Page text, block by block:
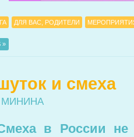
ДЛЯ ВАС, РОДИТЕЛИ
»
и смеха
МИНИНА
в России не